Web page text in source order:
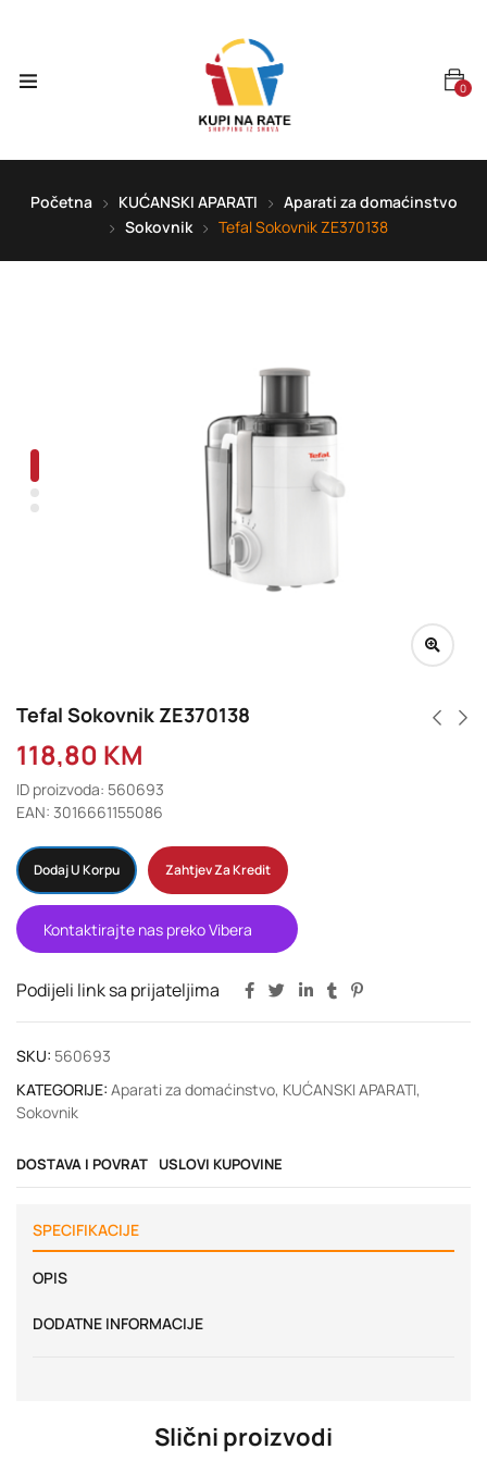
0
Početna KUĆANSKI APARATI
Aparati za domaćinstvo
Sokovnik
Tefal Sokovnik ZE370138
Tefal Sokovnik ZE370138
118,80 KM
ID proizvoda: 560693
EAN: 3016661155086
Dodaj U Korpu Zahtjev Za Kredit
Kontaktirajte nas preko Vibera
Podijeli link sa prijateljima
SKU: 560693
KATEGORIJE: Aparati za domaćinstvo, KUĆANSKI APARATI,
Sokovnik
DOSTAVA I POVRAT USLOVI KUPOVINE
SPECIFIKACIJE
OPIS
DODATNE INFORMACIJE
Slični proizvodi